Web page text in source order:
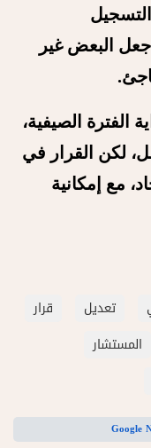
جعل البعض غير
الفترة الصيفية،
لكن القرار في
مع إمكانية
تعديل
قرار
المستشار